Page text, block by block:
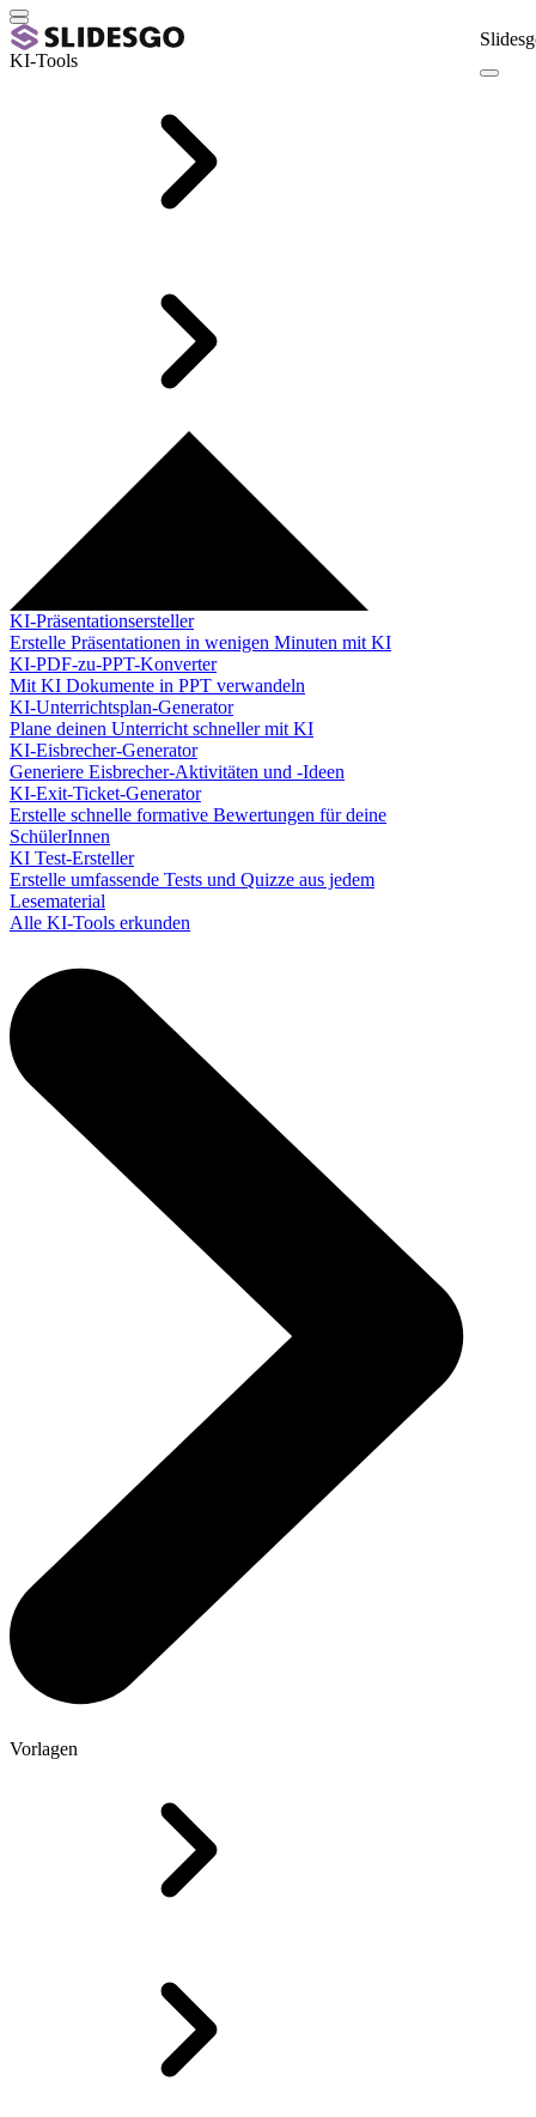
KI-Tools
KI-Präsentationsersteller
Erstelle Präsentationen in wenigen Minuten mit KI
KI-PDF-zu-PPT-Konverter
Mit KI Dokumente in PPT verwandeln
KI-Unterrichtsplan-Generator
Plane deinen Unterricht schneller mit KI
KI-Eisbrecher-Generator
Generiere Eisbrecher-Aktivitäten und -Ideen
KI-Exit-Ticket-Generator
Erstelle schnelle formative Bewertungen für deine
SchülerInnen
KI Test-Ersteller
Erstelle umfassende Tests und Quizze aus jedem
Lesematerial
Alle KI-Tools erkunden
Vorlagen